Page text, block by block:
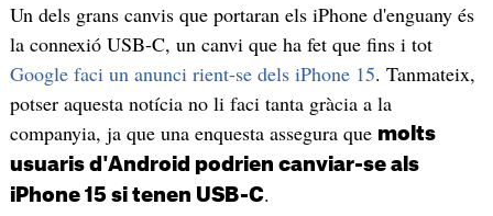
Un dels grans canvis que portaran els iPhone d'enguany és
la connexió USB-C, un canvi que ha fet que fins i tot
Google faci un anunci rient-se dels iPhone 15. Tanmateix,
potser aquesta notícia no li faci tanta gràcia a la
companyia, ja que una enquesta assegura que molts
usuaris d'Android podrien canviar-se als
iPhone 15 si tenen USB-C.